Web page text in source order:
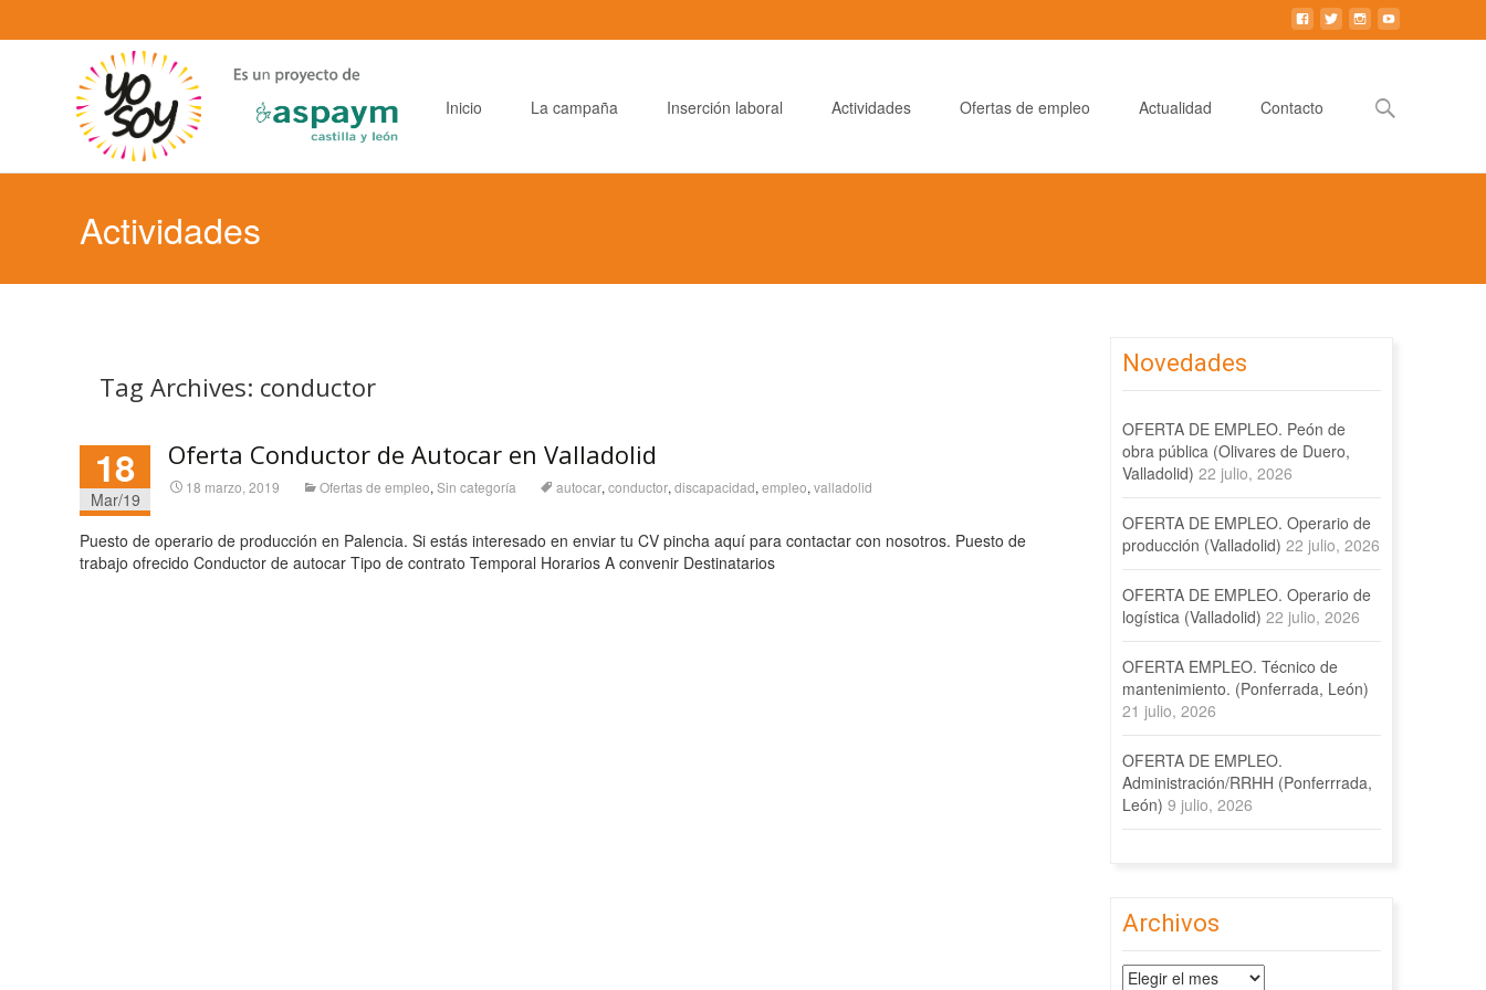
Inicio
La campaña Inserción laboral Actividades Ofertas de empleo Actualidad Contacto
Buscar:
Actividades
Tag Archives: conductor
18
Mar/19
Oferta Conductor de Autocar en Valladolid
18 marzo, 2019 Ofertas de empleo, Sin categoría autocar, conductor, discapacidad, empleo, valladolid
Puesto de operario de producción en Palencia. Si estás interesado en enviar tu CV pincha aquí para contactar con nosotros. Puesto de
trabajo ofrecido Conductor de autocar Tipo de contrato Temporal Horarios A convenir Destinatarios
Novedades
OFERTA DE EMPLEO. Peón de
obra pública (Olivares de Duero,
Valladolid) 22 julio, 2026
OFERTA DE EMPLEO. Operario de
producción (Valladolid) 22 julio, 2026
OFERTA DE EMPLEO. Operario de
logística (Valladolid) 22 julio, 2026
OFERTA EMPLEO. Técnico de
mantenimiento. (Ponferrada, León)
21 julio, 2026
OFERTA DE EMPLEO.
Administración/RRHH (Ponferrrada,
León) 9 julio, 2026
Archivos
Archivos